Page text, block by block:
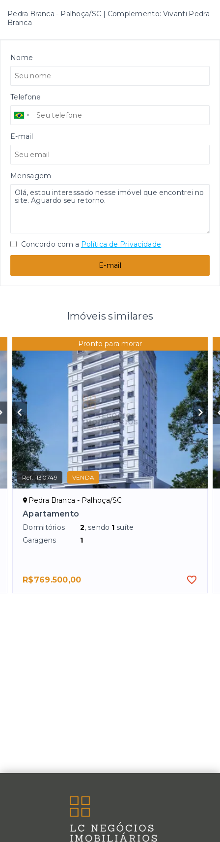
Pedra Branca - Palhoça/SC | Complemento: Vivanti Pedra
Branca
Nome
Telefone
E-mail
Mensagem
Concordo com a Política de Privacidade
E-mail
Imóveis similares
Pronto para morar
Ref.:130749 VENDA
Pedra Branca - Palhoça/SC
Apartamento
Dormitórios 2, sendo 1 suíte
Garagens
1
R$769.500,00